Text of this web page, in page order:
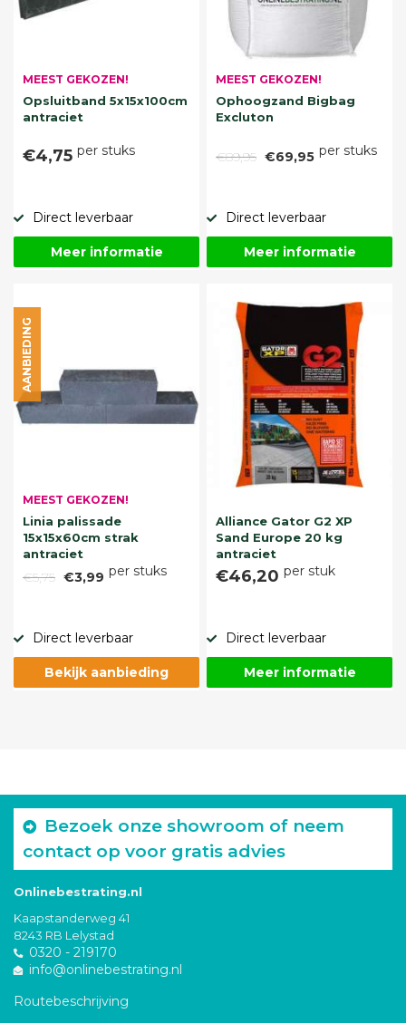
MEEST GEKOZEN!
Opsluitband 5x15x100cm
antraciet
€4,75 per stuks
Direct leverbaar
Meer informatie
MEEST GEKOZEN!
Ophoogzand Bigbag
Excluton
€89,95 €69,95 per stuks
Direct leverbaar
Meer informatie
MEEST GEKOZEN!
Linia palissade
15x15x60cm strak
antraciet
€5,75 €3,99 per stuks
AANBIEDING
Direct leverbaar
Bekijk aanbieding
Alliance Gator G2 XP
Sand Europe 20 kg
antraciet
€46,20 per stuk
Direct leverbaar
Meer informatie
Bezoek onze showroom of neem
contact op voor gratis advies
Onlinebestrating.nl
Kaapstanderweg 41
8243 RB Lelystad
0320 - 219170
info@onlinebestrating.nl
Routebeschrijving